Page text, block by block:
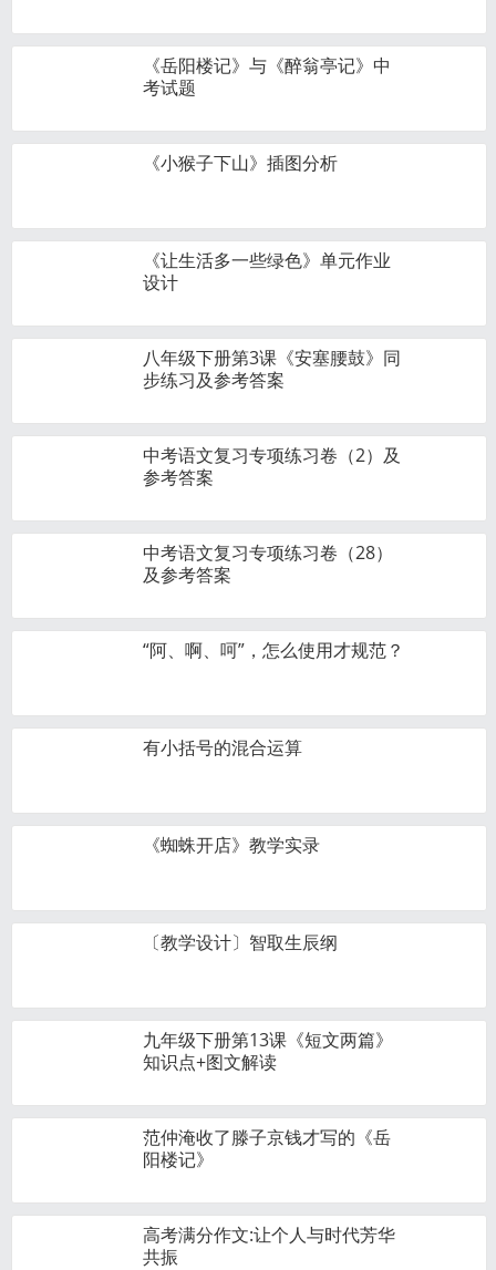
《岳阳楼记》与《醉翁亭记》中
考试题
《小猴子下山》插图分析
《让生活多一些绿色》单元作业
设计
八年级下册第3课《安塞腰鼓》同
步练习及参考答案
中考语文复习专项练习卷（2）及
参考答案
中考语文复习专项练习卷（28）
及参考答案
“阿、啊、呵”，怎么使用才规范？
有小括号的混合运算
《蜘蛛开店》教学实录
〔教学设计〕智取生辰纲
九年级下册第13课《短文两篇》
知识点+图文解读
范仲淹收了滕子京钱才写的《岳
阳楼记》
高考满分作文:让个人与时代芳华
共振